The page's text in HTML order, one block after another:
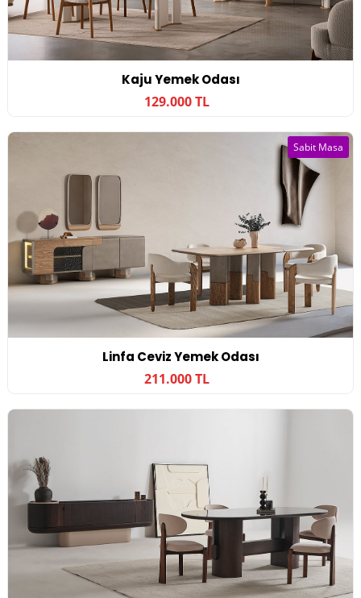
Kaju Yemek Odası
129.000 TL
Linfa Ceviz Yemek Odası
211.000 TL
Sabit Masa